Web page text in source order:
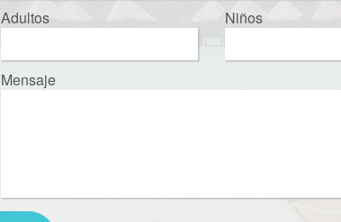
Adultos Niños
Mensaje